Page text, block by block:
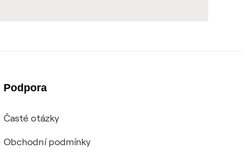
Podpora
Časté otázky
Obchodní podmínky